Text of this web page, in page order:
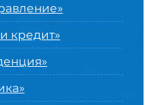
кредит»